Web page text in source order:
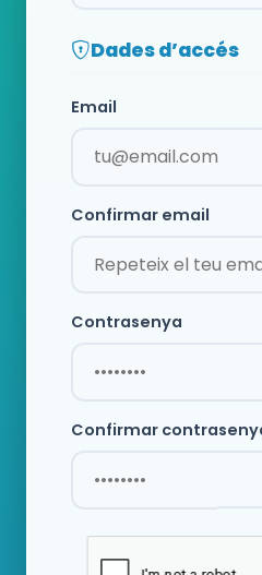
Dades d’accés
Email
Confirmar email
Contrasenya
Confirmar